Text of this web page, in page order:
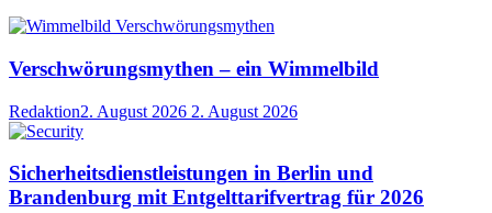
Verschwörungsmythen – ein Wimmelbild
Redaktion2. August 2026 2. August 2026
Sicherheitsdienstleistungen in Berlin und
Brandenburg mit Entgelttarifvertrag für 2026